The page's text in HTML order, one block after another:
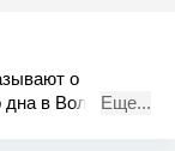
о
в Волгограде
Еще...